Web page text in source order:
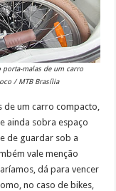
porta-malas de um carro
/ MTB Brasília
um carro compacto,
ainda sobra espaço
de guardar sob a
vale menção
dá para vencer
no caso de bikes,